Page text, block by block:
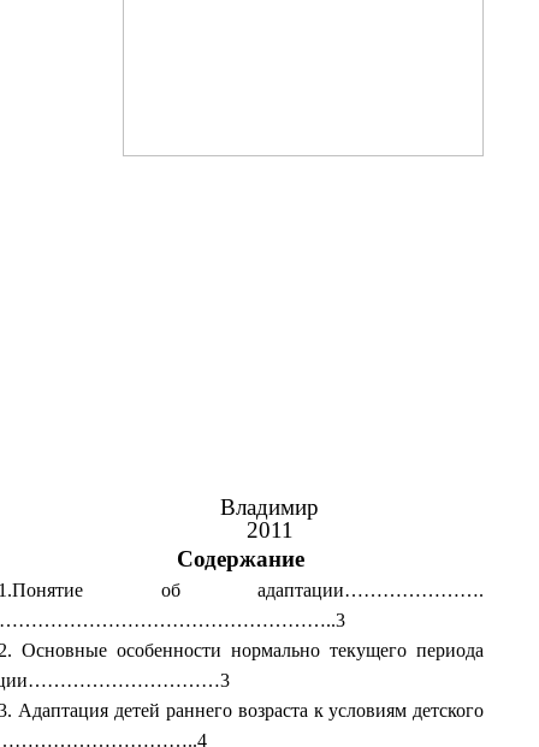
Владимир
2011
Содержание
об адаптации………………….
Основные особенности нормально текущего периода
…………………………3
Адаптация детей раннего возраста к условиям детского